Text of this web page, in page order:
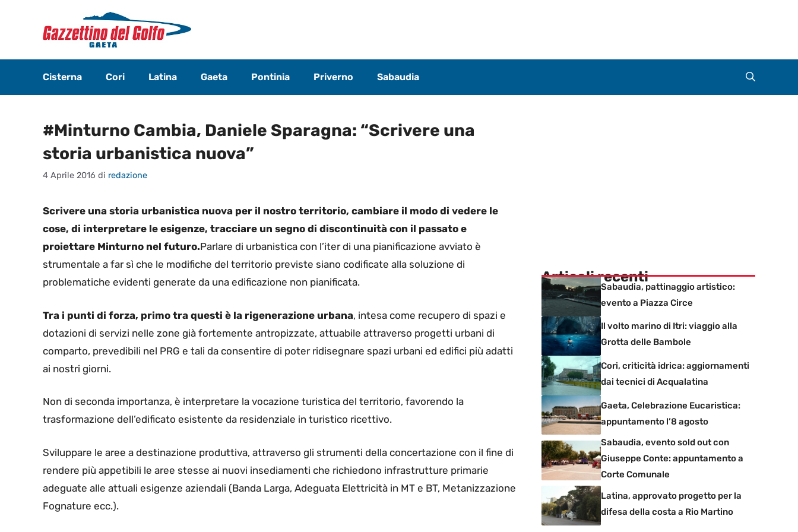
contenuto
Cisterna Cori Latina Gaeta Pontinia Priverno Sabaudia
#Minturno Cambia, Daniele Sparagna: “Scrivere una
storia urbanistica nuova”
4 Aprile 2016 di redazione
Scrivere una storia urbanistica nuova per il nostro territorio, cambiare il modo di vedere le
cose, di interpretare le esigenze, tracciare un segno di discontinuità con il passato e
proiettare Minturno nel futuro.Parlare di urbanistica con l’iter di una pianificazione avviato è
strumentale a far sì che le modifiche del territorio previste siano codificate alla soluzione di
problematiche evidenti generate da una edificazione non pianificata.
Tra i punti di forza, primo tra questi è la rigenerazione urbana, intesa come recupero di spazi e
dotazioni di servizi nelle zone già fortemente antropizzate, attuabile attraverso progetti urbani di
comparto, prevedibili nel PRG e tali da consentire di poter ridisegnare spazi urbani ed edifici più adatti
ai nostri giorni.
Non di seconda importanza, è interpretare la vocazione turistica del territorio, favorendo la
trasformazione dell’edificato esistente da residenziale in turistico ricettivo.
Sviluppare le aree a destinazione produttiva, attraverso gli strumenti della concertazione con il fine di
rendere più appetibili le aree stesse ai nuovi insediamenti che richiedono infrastrutture primarie
adeguate alle attuali esigenze aziendali (Banda Larga, Adeguata Elettricità in MT e BT, Metanizzazione
Fognature ecc.).
Articoli recenti
Sabaudia, pattinaggio artistico:
evento a Piazza Circe
Il volto marino di Itri: viaggio alla
Grotta delle Bambole
Cori, criticità idrica: aggiornamenti
dai tecnici di Acqualatina
Gaeta, Celebrazione Eucaristica:
appuntamento l’8 agosto
Sabaudia, evento sold out con
Giuseppe Conte: appuntamento a
Corte Comunale
Latina, approvato progetto per la
difesa della costa a Rio Martino